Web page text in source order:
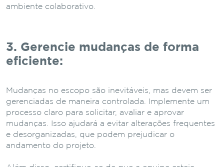
ambiente colaborativo.
3. Gerencie mudanças de forma
eficiente:
Mudanças no escopo são inevitáveis, mas devem ser
gerenciadas de maneira controlada. Implemente um
processo claro para solicitar, avaliar e aprovar
mudanças. Isso ajudará a evitar alterações frequentes
e desorganizadas, que podem prejudicar o
andamento do projeto.